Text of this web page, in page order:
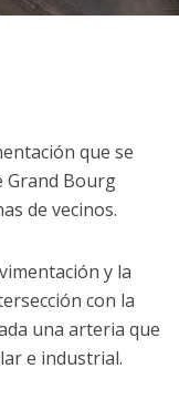
que se
Grand Bourg
de vecinos.
y la
con la
una arteria que
e industrial.